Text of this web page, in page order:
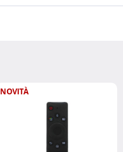
NOVITÀ